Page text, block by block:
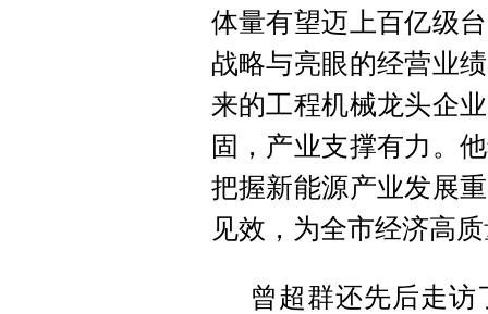
体量有望迈上百亿级
战略与亮眼的经营业
来的工程机械龙头企
固，产业支撑有力。
把握新能源产业发展
见效，为全市经济高
曾超群还先后走